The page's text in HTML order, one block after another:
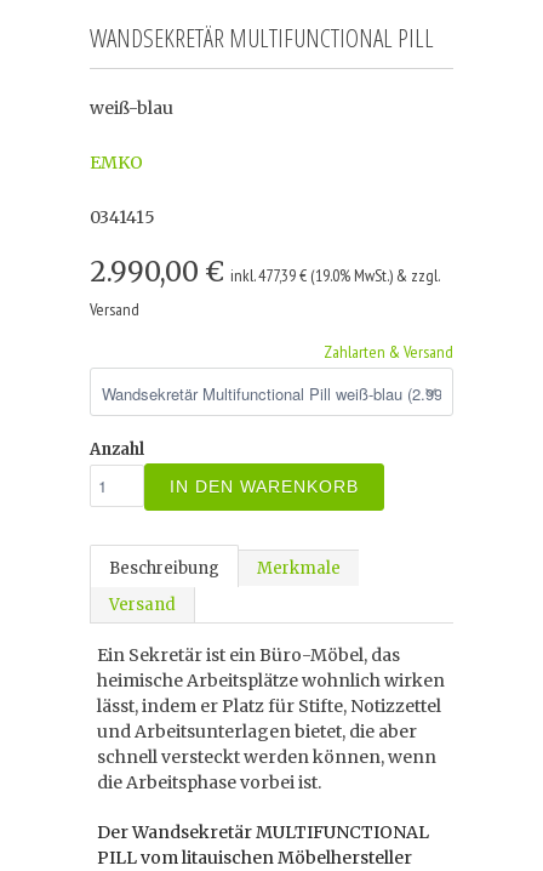
WANDSEKRETÄR MULTIFUNCTIONAL PILL
weiß-blau
EMKO
0341415
2.990,00 € inkl. 477,39 € (19.0% MwSt.) & zzgl.
Versand
Zahlarten & Versand
Anzahl
IN DEN WARENKORB
Beschreibung
Merkmale
Versand
Ein Sekretär ist ein Büro-Möbel, das
heimische Arbeitsplätze wohnlich wirken
lässt, indem er Platz für Stifte, Notizzettel
und Arbeitsunterlagen bietet, die aber
schnell versteckt werden können, wenn
die Arbeitsphase vorbei ist.
Der Wandsekretär MULTIFUNCTIONAL
PILL vom litauischen Möbelhersteller